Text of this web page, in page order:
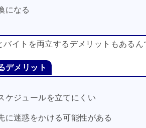
になる
バイトを両立するデメリットもあるん
デメリット
ケジュールを立てにくい
に迷惑をかける可能性がある